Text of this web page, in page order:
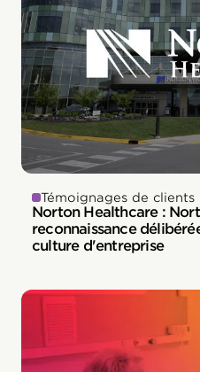
Témoignages de clients
Norton Healthcare :
reconnaissance
culture d'entreprise